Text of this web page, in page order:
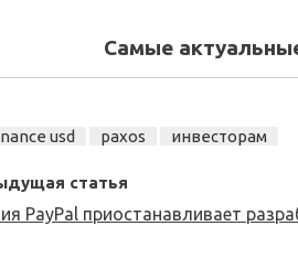
Самые
usd paxos инвесторам
статья
PayPal приостанавливает